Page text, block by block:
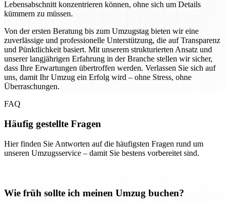
Lebensabschnitt konzentrieren können, ohne sich um Details
kümmern zu müssen.
Von der ersten Beratung bis zum Umzugstag bieten wir eine
zuverlässige und professionelle Unterstützung, die auf Transparenz
und Pünktlichkeit basiert. Mit unserem strukturierten Ansatz und
unserer langjährigen Erfahrung in der Branche stellen wir sicher,
dass Ihre Erwartungen übertroffen werden. Verlassen Sie sich auf
uns, damit Ihr Umzug ein Erfolg wird – ohne Stress, ohne
Überraschungen.
FAQ
Häufig gestellte Fragen
Hier finden Sie Antworten auf die häufigsten Fragen rund um
unseren Umzugsservice – damit Sie bestens vorbereitet sind.
Wie früh sollte ich meinen Umzug buchen?